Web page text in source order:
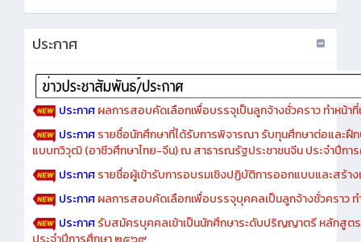
ประกาศ
ประกาศผลการสอบคัดเลือกเพื่อบรรจุเป็นลูกจ้างชั่วคราว ทำหน้าที่
ประกาศรายชื่อนักศึกษาที่ได้รับการพิจารณา รับทุนศึกษาต่อและฝึ
แบบทวิวุฒิ (อาชีวศึกษาไทย-จีน) ณ สาธารณรัฐประชาชนจีน ประจำปีก
ประกาศรายชื่อผู้เข้ารับการอบรมเชิงปฏิบัติการออกแบบและสร้า
ประกาศผลการสอบคัดเลือกเพื่อบรรจุบุคคลเป็นลูกจ้างชั่วคราว ท
ประกาศรับสมัครบุคคลเข้าเป็นนักศึกษาระดับปริญญาตรี หลักสูต